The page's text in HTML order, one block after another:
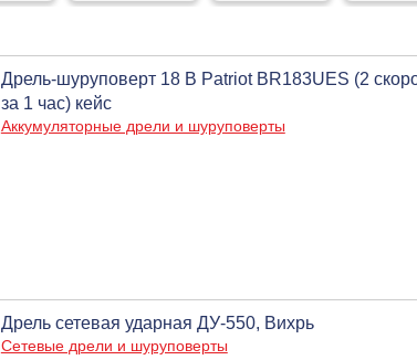
Дрель-шуруповерт 18 В Patriot BR183UES (2
за 1 час) кейс
Аккумуляторные дрели и шуруповерты
Дрель сетевая ударная ДУ-550, Вихрь
Сетевые дрели и шуруповерты